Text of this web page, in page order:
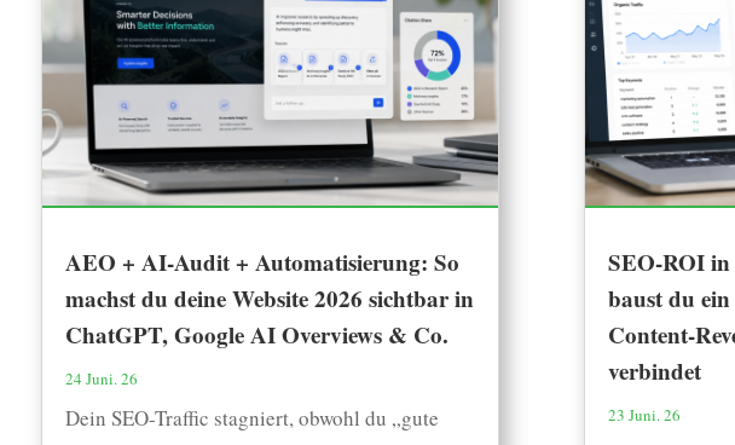
AEO + AI-Audit + Automatisierung: So
machst du deine Website 2026 sichtbar in
ChatGPT, Google AI Overviews & Co.
24 Juni. 26
Dein SEO-Traffic stagniert, obwohl du „gute
SEO-ROI in
baust du
Content-
verbindet
23 Juni. 26